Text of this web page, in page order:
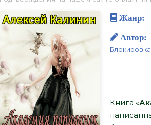
Жанр:
Автор:
Книга «